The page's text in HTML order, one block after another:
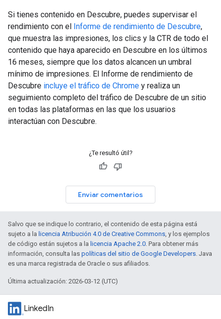
Si tienes contenido en Descubre, puedes supervisar el
rendimiento con el Informe de rendimiento de Descubre,
que muestra las impresiones, los clics y la CTR de todo el
contenido que haya aparecido en Descubre en los últimos
16 meses, siempre que los datos alcancen un umbral
mínimo de impresiones. El Informe de rendimiento de
Descubre incluye el tráfico de Chrome y realiza un
seguimiento completo del tráfico de Descubre de un sitio
en todas las plataformas en las que los usuarios
interactúan con Descubre.
¿Te resultó útil?
Enviar comentarios
Salvo que se indique lo contrario, el contenido de esta página está
sujeto a la licencia Atribución 4.0 de Creative Commons, y los ejemplos
de código están sujetos a la licencia Apache 2.0. Para obtener más
información, consulta las políticas del sitio de Google Developers. Java
es una marca registrada de Oracle o sus afiliados.
Última actualización: 2026-03-12 (UTC)
LinkedIn